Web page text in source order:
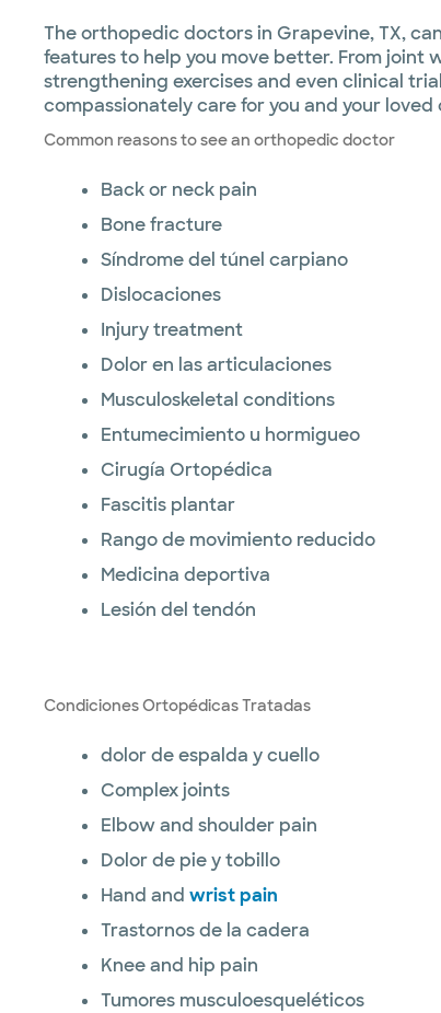
The orthopedic doctors in Grapevine, TX,
features to help you move better. From
strengthening exercises and even clinical
compassionately care for you and your loved
Common reasons to see an orthopedic doctor
Back or neck pain
Bone fracture
Síndrome del túnel carpiano
Dislocaciones
Injury treatment
Dolor en las articulaciones
Musculoskeletal conditions
Entumecimiento u hormigueo
Cirugía Ortopédica
Fascitis plantar
Rango de movimiento reducido
Medicina deportiva
Lesión del tendón
Condiciones Ortopédicas Tratadas
dolor de espalda y cuello
Complex joints
Elbow and shoulder pain
Dolor de pie y tobillo
Hand and wrist pain
Trastornos de la cadera
Knee and hip pain
Tumores musculoesqueléticos